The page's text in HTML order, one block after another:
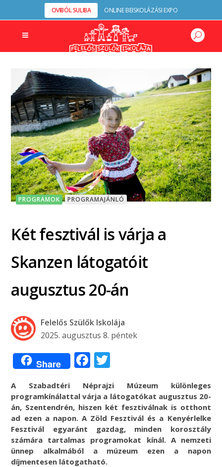
OVIBÓL SULIBA ONLINE BEISKOLÁZÁSI EXPO
PROGRAMOK PROGRAMAJÁNLÓ
Két fesztivál is várja a
Skanzen látogatóit
augusztus 20-án
Felelős Szülők Iskolája
2025. augusztus 8. péntek
Share Facebook
A Szabadtéri Néprajzi Múzeum különleges
programkínálattal várja a látogatókat augusztus 20-
án, Szentendrén, hiszen két fesztiválnak is otthont
ad ezen a napon. A Zöld Fesztivál és a Kenyérlelke
Fesztivál egyaránt gazdag, minden korosztály
számára tartalmas programokat kínál. A nemzeti
ünnep alkalmából a múzeum ezen a napon
díjmentesen látogatható.